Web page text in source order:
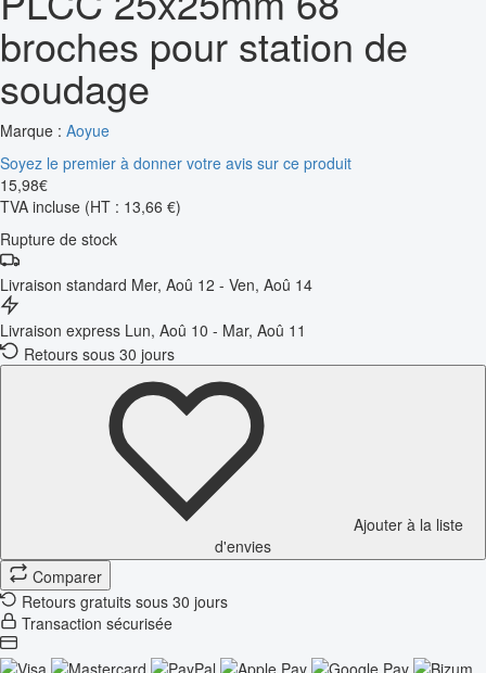
broches pour station de
soudage
Marque : Aoyue
Soyez le premier à donner votre avis sur ce produit
15,98€
TVA incluse (HT : 13,66 €)
Rupture de stock
Livraison standard Mer, Aoû 12 - Ven, Aoû 14
Livraison express Lun, Aoû 10 - Mar, Aoû 11
Retours sous 30 jours
Ajouter à la liste
d'envies
Comparer
Retours gratuits sous 30 jours
Transaction sécurisée